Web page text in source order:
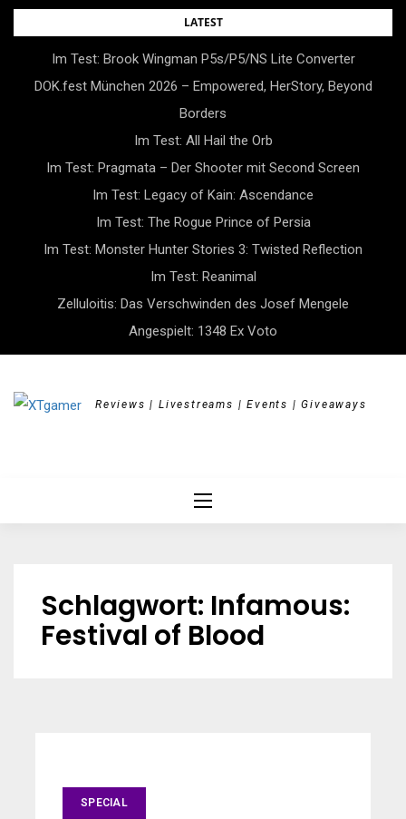
Skip
LATEST
Im Test: Brook Wingman P5s/P5/NS Lite Converter
DOK.fest München 2026 – Empowered, HerStory, Beyond
Borders
Im Test: All Hail the Orb
Im Test: Pragmata – Der Shooter mit Second Screen
Im Test: Legacy of Kain: Ascendance
Im Test: The Rogue Prince of Persia
Im Test: Monster Hunter Stories 3: Twisted Reflection
Im Test: Reanimal
Zelluloitis: Das Verschwinden des Josef Mengele
Angespielt: 1348 Ex Voto
Reviews | Livestreams | Events | Giveaways
Schlagwort: Infamous:
Festival of Blood
SPECIAL